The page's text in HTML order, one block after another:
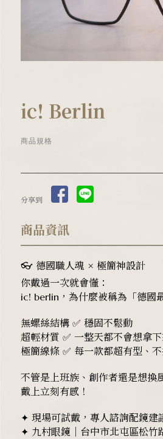
ic! Berlin
商品規格
分享到
商品資訊
👓 德國職人魂 × 極簡神設計
你戴過一次就會懂：
ic! berlin，為什麼被稱為「德國
無螺絲結構 ✅ 穩固不鬆動
超輕材質 ✅ 一整天都不會想拿
極簡線條 ✅ 每一款都超有型、
不管是上班族、創作者還是想換
戴上立刻有感！
✦ 現場可試戴，專人諮詢配鏡建
✦ 九村眼鏡｜台中市北屯區松竹